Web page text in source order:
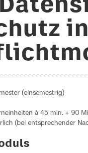
(einsemestrig)
à 45 min. + 90
(bei entsprechender